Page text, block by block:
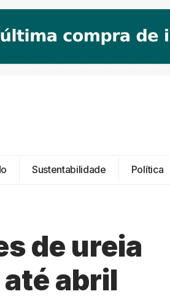
Sustentabilidade Política
de ureia
abril